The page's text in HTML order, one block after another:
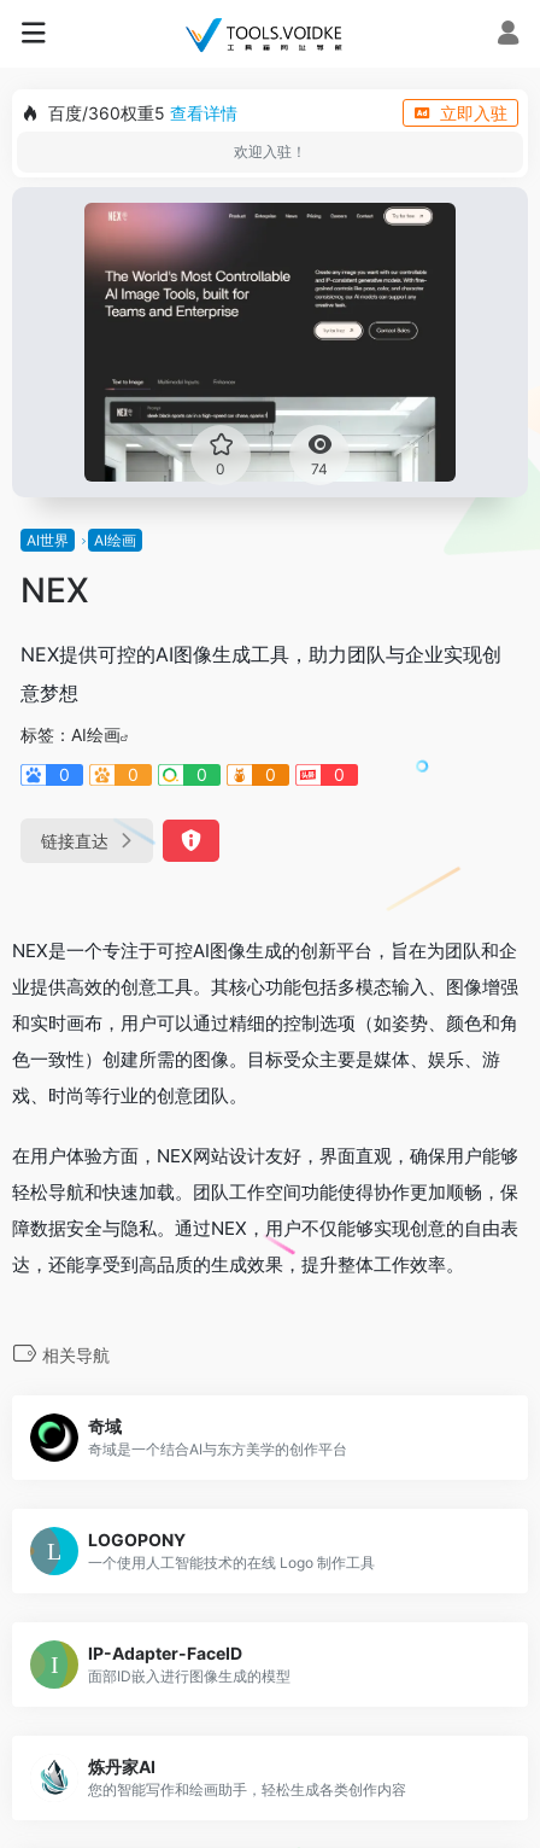
百度/360权重5 查看详情 立即入驻
欢迎入驻！
0 74
AI世界 AI绘画
NEX
NEX提供可控的AI图像生成工具，助力团队与企业实现创
意梦想
标签： AI绘画
0
0 0 0 0
链接直达
NEX是一个专注于可控AI图像生成的创新平台，旨在为团队和企
业提供高效的创意工具。其核心功能包括多模态输入、图像增强
和实时画布，用户可以通过精细的控制选项（如姿势、颜色和角
色一致性）创建所需的图像。目标受众主要是媒体、娱乐、游
戏、时尚等行业的创意团队。
在用户体验方面，NEX网站设计友好，界面直观，确保用户能够
轻松导航和快速加载。团队工作空间功能使得协作更加顺畅，保
障数据安全与隐私。通过NEX，用户不仅能够实现创意的自由表
达，还能享受到高品质的生成效果，提升整体工作效率。
相关导航
奇域
奇域是一个结合AI与东方美学的创作平台
LOGOPONY
一个使用人工智能技术的在线 Logo 制作工具
IP-Adapter-FaceID
面部ID嵌入进行图像生成的模型
炼丹家AI
您的智能写作和绘画助手，轻松生成各类创作内容